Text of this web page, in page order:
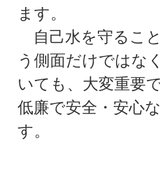
ます。
自己水を守るこ
う側面だけではな
いても、大変重要
低廉で安全・安心
す。